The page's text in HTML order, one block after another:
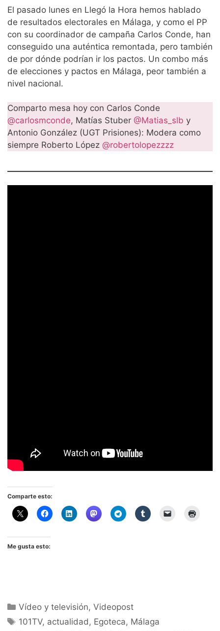
El pasado lunes en Llegó la Hora hemos hablado
de resultados electorales en Málaga, y como el PP
con su coordinador de campaña Carlos Conde, han
conseguido una auténtica remontada, pero también
de por dónde podrían ir los pactos. Un combo más
de elecciones y pactos en Málaga, peor también a
nivel nacional.
Comparto mesa hoy con Carlos Conde
@carlosmconde, Matías Stuber @Matias_slb y
Antonio González (UGT Prisiones): Modera como
siempre Roberto López @robertolopezzzz
Comparte esto:
Me gusta esto:
Categorías
Vídeo y televisión,Videopost
Etiquetas
101TV, actualidad, Egoteca, Málaga